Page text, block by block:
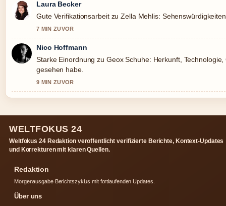
Laura Becker
Gute Verifikationsarbeit zu Zella Mehlis:
7 MIN ZUVOR
Nico Hoffmann
Starke Einordnung zu Geox Schuhe: Herkunft,
gesehen habe.
9 MIN ZUVOR
WELTFOKUS 24
Weltfokus 24 Redaktion veroffentlicht verifizierte Berichte, Kontext-Updates
und Korrekturen mit klaren Quellen.
Redaktion
Morgenausgabe Berichtszyklus mit fortlaufenden Updates.
Über uns